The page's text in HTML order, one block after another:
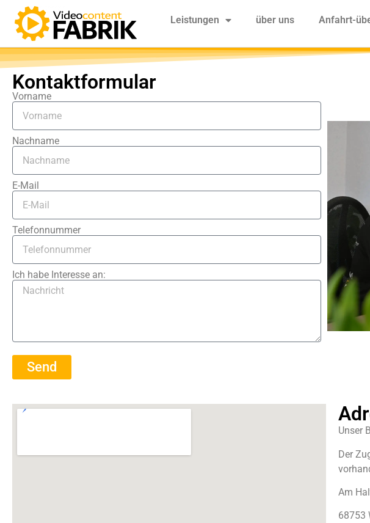
Leistungen über uns Anfahrt-
Kontaktformular
Vorname
Nachname
E-Mail
Telefonnummer
Ich habe Interesse an:
Send
Unser
Der
Am
68753